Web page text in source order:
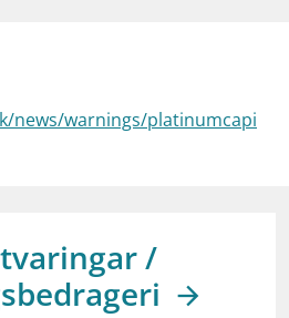
news/warnings/platinumcapi
/